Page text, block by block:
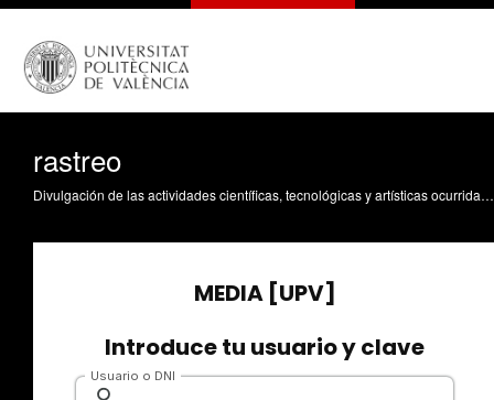
rastreo
Divulgación de las actividades científicas, tecnológicas y artísticas ocurridas en los tres campus de la UPV